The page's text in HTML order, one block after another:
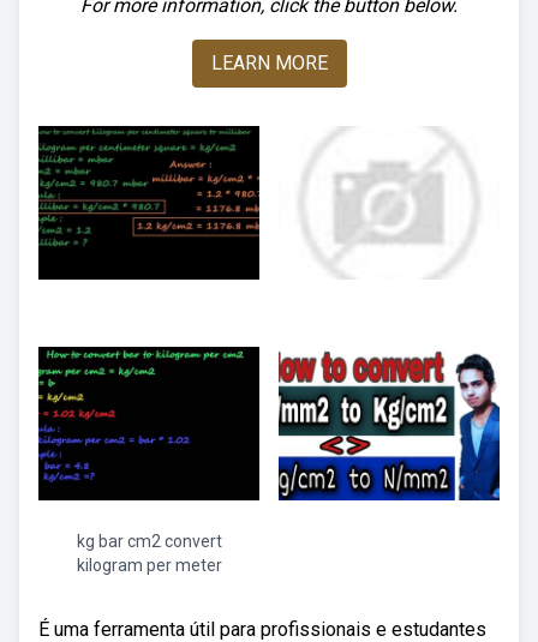
For more information, click the button below.
LEARN MORE
kg bar cm2 convert
kilogram per meter
É uma ferramenta útil para profissionais e estudantes